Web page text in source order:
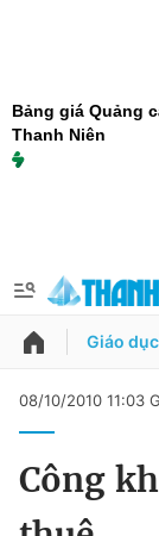
Bảng giá Quảng
Thanh Niên
QUẢNG CÁO
Chuyên mục
Đổi mật
Giáo dục
08/10/2010 11:03
Công